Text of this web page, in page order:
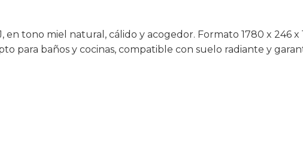
tono miel natural, cálido y acogedor. Formato 1780 x 246 x
para baños y cocinas, compatible con suelo radiante y